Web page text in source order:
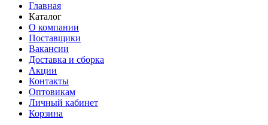
Главная
Каталог
О компании
Поставщики
Вакансии
Доставка и сборка
Акции
Контакты
Оптовикам
Личный кабинет
Корзина